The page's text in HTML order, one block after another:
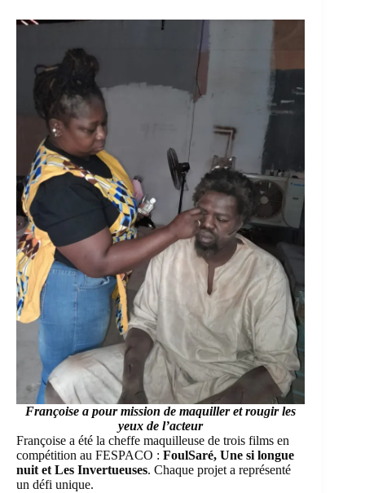
Françoise a pour mission de maquiller et rougir les
yeux de l’acteur
Françoise a été la cheffe maquilleuse de trois films en
compétition au FESPACO : FoulSaré, Une si longue
nuit et Les Invertueuses. Chaque projet a représenté
un défi unique.